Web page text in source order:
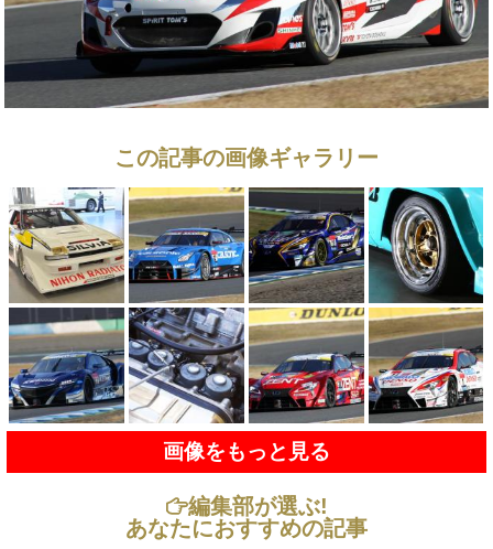
この記事の画像ギャラリー
画像をもっと見る
編集部が選ぶ!
あなたにおすすめの記事